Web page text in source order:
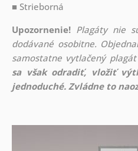
■ Strieborná
Upozornenie! Plagáty nie
dodávané osobitne.
samostatne vytlačený
sa však odradiť, vložiť
jednoduché. Zvládne to